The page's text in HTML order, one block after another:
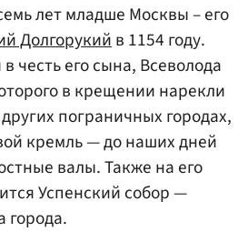
лет младше Москвы – его
Долгорукийв 1154 году.
честь его сына, Всеволода
в крещении нарекли
пограничных городах,
кремль — до наших дней
валы. Также на его
Успенский собор —
города.